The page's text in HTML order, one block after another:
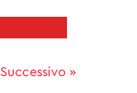
Successivo »